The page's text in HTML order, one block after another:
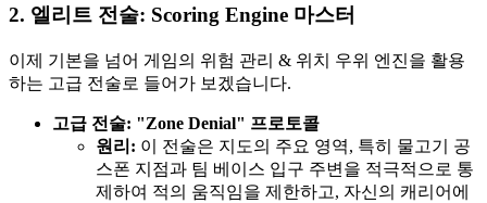
2. 엘리트 전술: Scoring Engine 마스터
이제 기본을 넘어 게임의 위험 관리 & 위치 우위 엔진을 활용
하는 고급 전술로 들어가 보겠습니다.
고급 전술: "Zone Denial" 프로토콜
원리: 이 전술은 지도의 주요 영역, 특히 물고기 공
스폰 지점과 팀 베이스 입구 주변을 적극적으로 통
제하여 적의 움직임을 제한하고, 자신의 캐리어에